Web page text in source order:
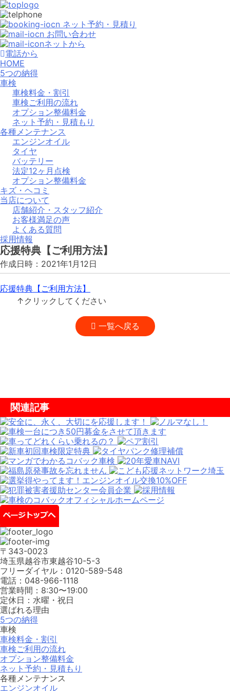
ネット予約・見積り
お問い合わせ
ネットから
電話から
HOME
5つの納得
車検
車検料金・割引
車検ご利用の流れ
オプション整備料金
ネット予約・見積もり
各種メンテナンス
エンジンオイル
タイヤ
バッテリー
法定12ヶ月点検
オプション整備料金
キズ・ヘコミ
当店について
店舗紹介・スタッフ紹介
お客様満足の声
よくある質問
採用情報
応援特典【ご利用方法】
作成日時：2021年1月12日
応援特典【ご利用方法】
↑クリックしてください
一覧へ戻る
関連記事
〒343-0023
埼⽟県越⾕市東越⾕10-5-3
フリーダイヤル：0120-589-548
電話：048-966-1118
営業時間：8:30〜19:00
定休⽇：⽔曜・祝⽇
選ばれる理由
5つの納得
車検
車検料金・割引
車検ご利用の流れ
オプション整備料金
ネット予約・見積もり
各種メンテナンス
エンジンオイル